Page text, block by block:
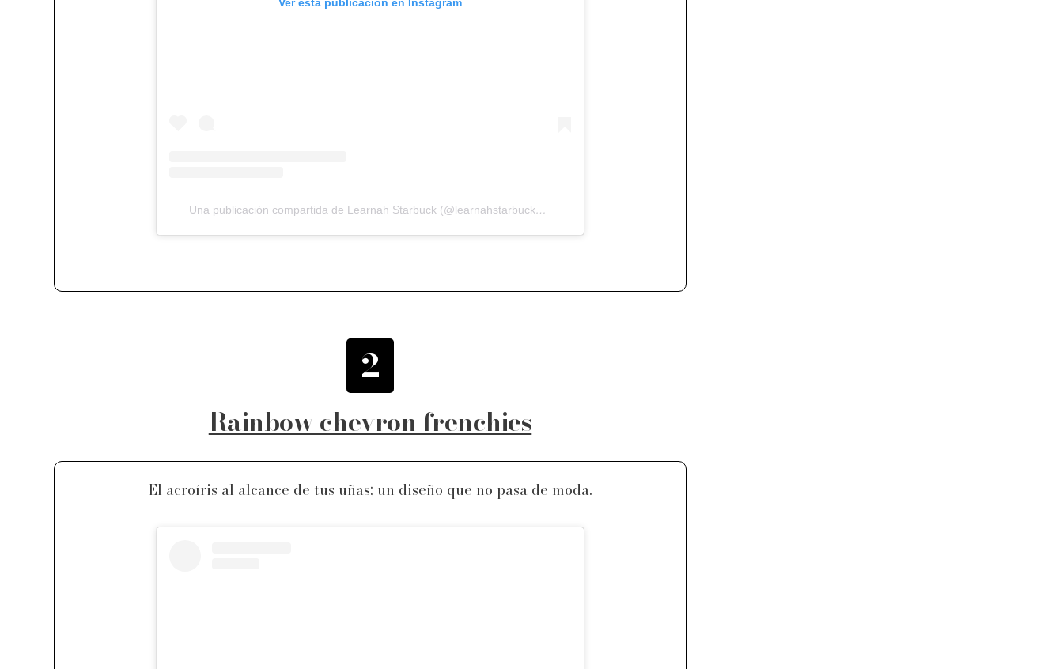
Ver esta publicación en Instagram
Una publicación compartida de Learnah Starbuck (@learnahstarbuck_nailartist)
2
Rainbow chevron frenchies
El acroíris al alcance de tus uñas; un diseño que no pasa de moda.